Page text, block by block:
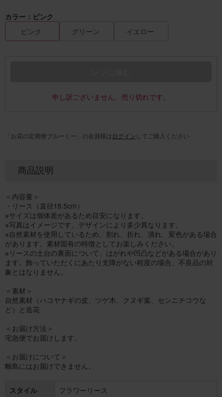
カラー：ピンク
ピンク
グリーン イエロー
申し訳ございません。売り切れです。
「お花の定期便ブルーミー」の会員様は ログイン してご購入ください
商品説明
＜内容量＞
・リース（直径18.5cm）
※サイズは個体差があるため目安になります。
※写真はイメージです。デザインにより多少異なります。
※自然素材を使用しているため、割れ、折れ、潰れ、変色がある場合
があります。素材固有の特徴としてお楽しみください。
※リースの土台の裏面について、はがれや凹凸などがある場合があり
ます。飾っていただくにあたり支障がない程度の場合、不良品の対
象とはなりません。
＜素材＞
自然素材（ハコヤナギの皮、ツゲ木、クヌギ葉、センニチコウな
ど）と造花
＜お届け方法＞
宅急便でお届けします。
＜お届けについて＞
離島にはお届けできません。
スタイル
フラワーリース